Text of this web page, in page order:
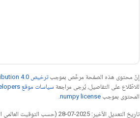
إنّ محتوى هذه الصفحة مرخّص بموجبترخيص Creative Commons Attribution 4.0‏
للاطّلاع على التفاصيل، يُرجى مراجعة سياسات موقع Google Developers الإلكتروني
المحتوى بموجب numpy license
تاريخ التعديل الأخير: 2025-07-28 (حسب التوقيت العالمي المتفَّق عليه)